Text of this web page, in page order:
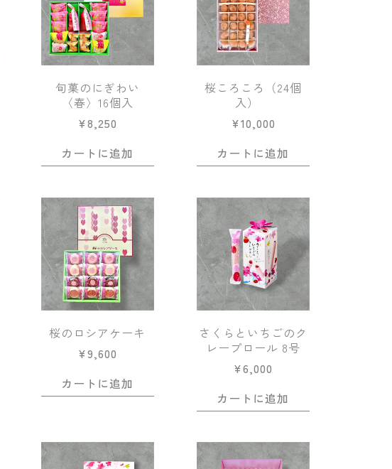
旬菓のにぎわい
〈春〉16個入
¥8,250
カートに追加
桜ころころ（24個
入）
¥10,000
カートに追加
桜のロシアケーキ
¥9,600
カートに追加
さくらといちごのク
レープロール 8号
¥6,000
カートに追加